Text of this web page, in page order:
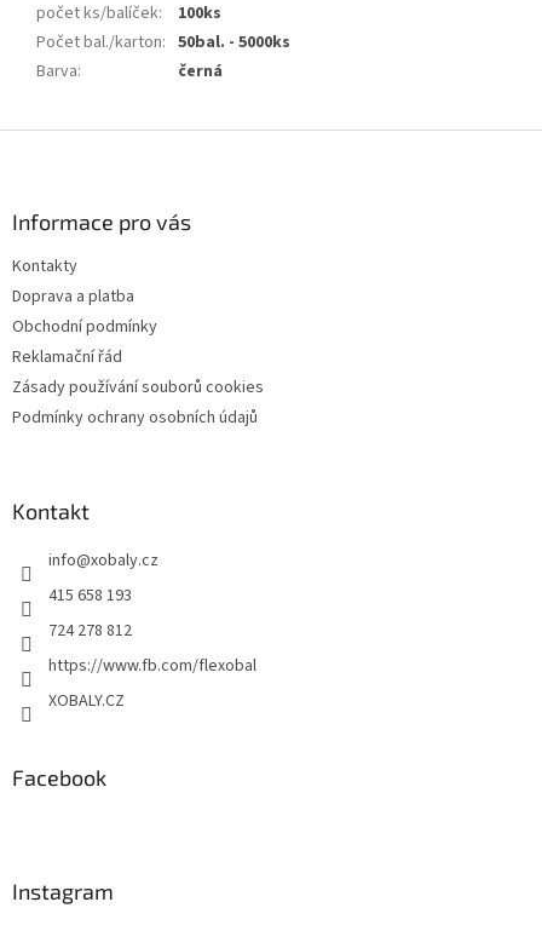
počet ks/balíček:
100ks
Počet bal./karton: 50bal. - 5000ks
Barva: černá
Informace pro vás
Kontakty
Doprava a platba
Obchodní podmínky
Reklamační řád
Zásady používání souborů cookies
Podmínky ochrany osobních údajů
Kontakt
info@xobaly.cz
415 658 193
724 278 812
https://www.fb.com/flexobal
XOBALY.CZ
Facebook
Instagram